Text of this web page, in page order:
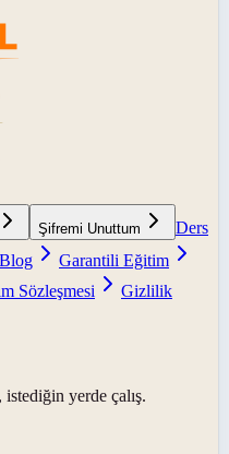
Şifremi Unuttum
Ders
Blog
Garantili Eğitim
Sözleşmesi
Gizlilik
yerde çalış.